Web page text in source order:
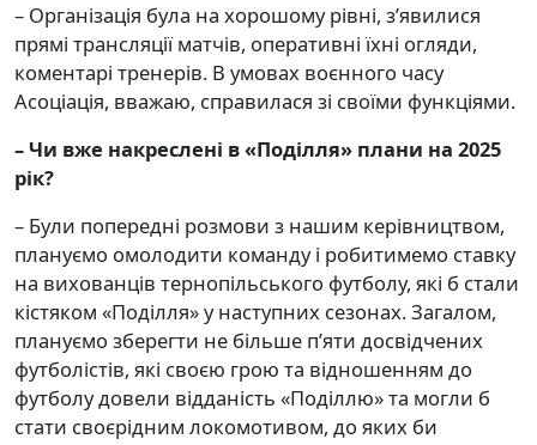
– Організація була на хорошому рівні, з’явилися
прямі трансляції матчів, оперативні їхні огляди,
коментарі тренерів. В умовах воєнного часу
Асоціація, вважаю, справилася зі своїми функціями.
– Чи вже накреслені в «Поділля» плани на 2025
рік?
– Були попередні розмови з нашим керівництвом,
плануємо омолодити команду і робитимемо ставку
на вихованців тернопільського футболу, які б стали
кістяком «Поділля» у наступних сезонах. Загалом,
плануємо зберегти не більше п’яти досвідчених
футболістів, які своєю грою та відношенням до
футболу довели відданість «Поділлю» та могли б
стати своєрідним локомотивом, до яких би